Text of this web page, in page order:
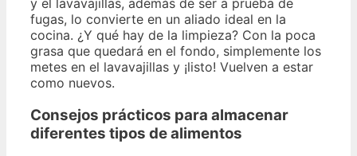
y el lavavajillas, además de ser a prueba de
fugas, lo convierte en un aliado ideal en la
cocina. ¿Y qué hay de la limpieza? Con la poca
grasa que quedará en el fondo, simplemente los
metes en el lavavajillas y ¡listo! Vuelven a estar
como nuevos.
Consejos prácticos para almacenar
diferentes tipos de alimentos